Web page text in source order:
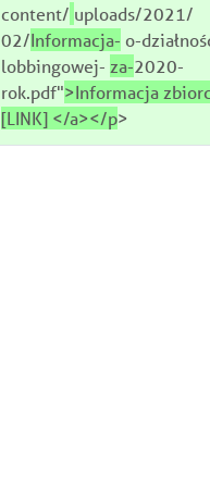
content/ uploads/2021/
02/Informacja- o-
lobbingowej- za-2020-
rok.pdf">Informacja
[LINK] </a></p>